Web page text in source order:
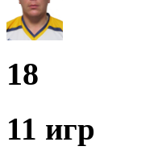
18
11 игр